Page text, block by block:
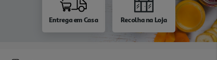
Entrega em Casa Recolha na Loja